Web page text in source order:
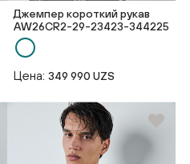
Джемпер короткий рукав
AW26CR2-29-23423-344225
Цена: 349 990 UZS